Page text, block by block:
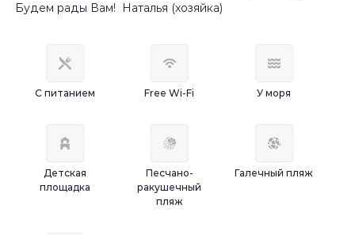
Будем рады Вам! Наталья (хозяйка)
С питанием Free Wi-Fi У моря
Детская
площадка
Песчано-
ракушечный
пляж
Галечный пляж